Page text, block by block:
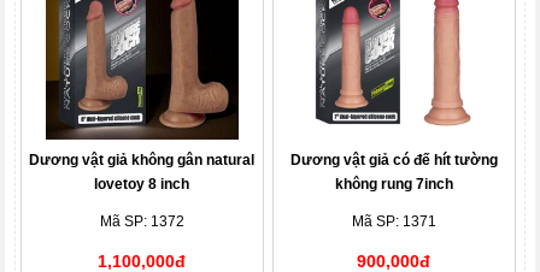
Dương vật giả không gân natural
lovetoy 8 inch
Mã SP: 1372
1,100,000đ
Dương vật giả có đế hít tường
không rung 7inch
Mã SP: 1371
900,000đ